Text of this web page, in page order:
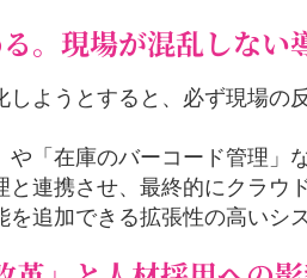
。現場が混乱しない
ようとすると、必ず現場
「在庫のバーコード管理」
連携させ、最終的にクラ
追加できる拡張性の高いシ